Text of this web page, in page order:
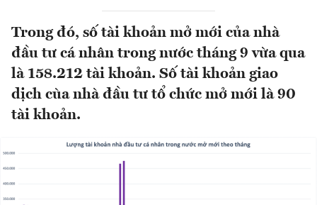
Trong đó, số tài khoản mở mới của nhà
đầu tư cá nhân trong nước tháng 9 vừa qua
là 158.212 tài khoản. Số tài khoản giao
dịch cùa nhà đầu tư tổ chức mở mới là 90
tài khoản.